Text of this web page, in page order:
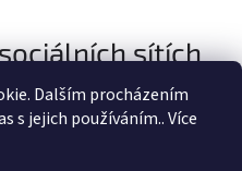
Dalším procházením
s jejich používáním.. Více
sítích